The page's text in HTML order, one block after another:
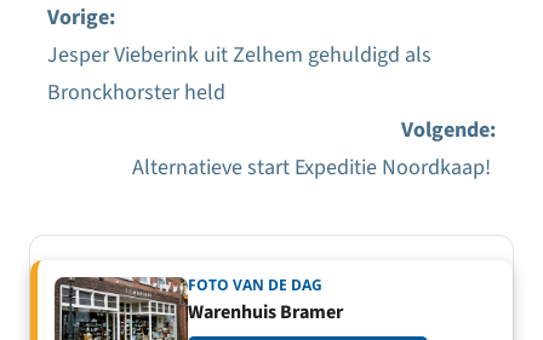
Bericht
Vorige:
Jesper Vieberink uit Zelhem gehuldigd als
Bronckhorster held
Volgende:
Alternatieve start Expeditie Noordkaap!
FOTO VAN DE DAG
Warenhuis Bramer